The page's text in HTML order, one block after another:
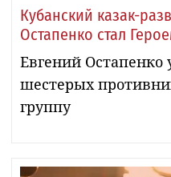
Кубанский казак-
Остапенко стал
Евгений
шестерых
группу